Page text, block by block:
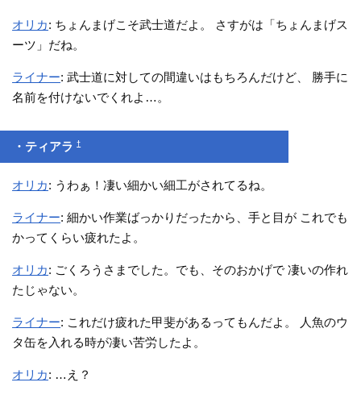
オリカ: ちょんまげこそ武士道だよ。 さすがは「ちょんまげス
ーツ」だね。
ライナー: 武士道に対しての間違いはもちろんだけど、 勝手に
名前を付けないでくれよ…。
・ティアラ†
オリカ: うわぁ！凄い細かい細工がされてるね。
ライナー: 細かい作業ばっかりだったから、手と目が これでも
かってくらい疲れたよ。
オリカ: ごくろうさまでした。でも、そのおかげで 凄いの作れ
たじゃない。
ライナー: これだけ疲れた甲斐があるってもんだよ。 人魚のウ
タ缶を入れる時が凄い苦労したよ。
オリカ: …え？